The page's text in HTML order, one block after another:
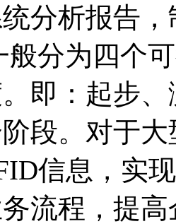
分析报告
般分为四个
即：起步
段。对于
信息，实
流程，提